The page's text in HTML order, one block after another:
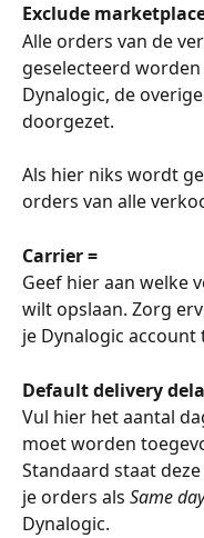
Exclude
Alle orders van de
geselecteerd
Dynalogic, de
doorgezet.
Als hier niks wordt
orders van alle
Carrier =
Geef hier aan welke
wilt opslaan. Zorg
je Dynalogic account
Default delivery
Vul hier het aantal
moet worden
Standaard staat
je orders als Same
Dynalogic.